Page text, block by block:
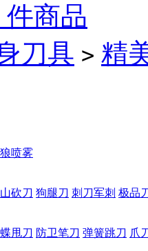
件商品
刀具 > 精
喷雾
砍刀 狗腿刀 刺刀军刺 极品
甩刀 防卫笔刀 弹簧跳刀 爪